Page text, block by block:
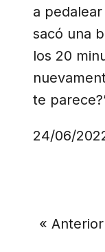
a
sacó una
los 20
te
24/06/
« Anterior